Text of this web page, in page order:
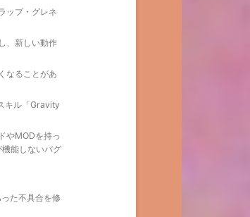
ップ・グレネ
、新しい動作
なることがあ
キル「Gravity
やMODを持っ
能しないバグ
た不具合を修